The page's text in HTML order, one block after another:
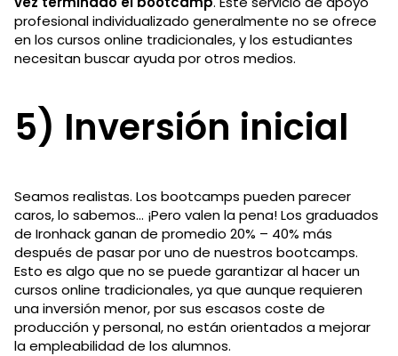
profesional individualizado generalmente no se ofrece
en los cursos online tradicionales, y los estudiantes
necesitan buscar ayuda por otros medios.
5) Inversión inicial
Seamos realistas. Los bootcamps pueden parecer
caros, lo sabemos… ¡Pero valen la pena! Los graduados
de Ironhack ganan de promedio 20% – 40% más
después de pasar por uno de nuestros bootcamps.
Esto es algo que no se puede garantizar al hacer un
cursos online tradicionales, ya que aunque requieren
una inversión menor, por sus escasos coste de
producción y personal, no están orientados a mejorar
la empleabilidad de los alumnos.